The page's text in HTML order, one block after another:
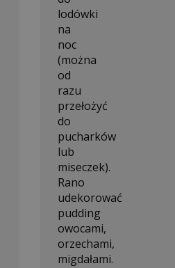
lodówki
na
noc
(można
od
razu
przełożyć
do
pucharków
lub
miseczek).
Rano
udekorować
pudding
owocami,
orzechami,
migdałami.